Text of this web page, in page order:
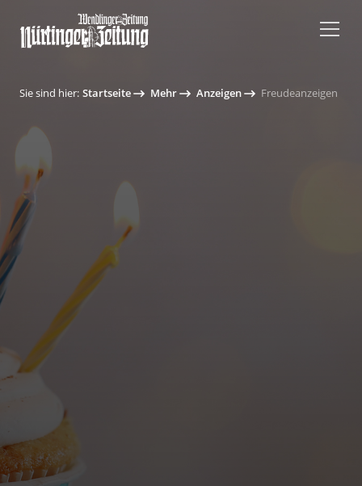
Sie sind hier: Startseite Mehr Anzeigen Freudeanzeigen